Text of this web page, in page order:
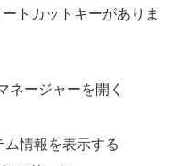
トカットキーがありま
ネージャーを開く
ム情報を表示する